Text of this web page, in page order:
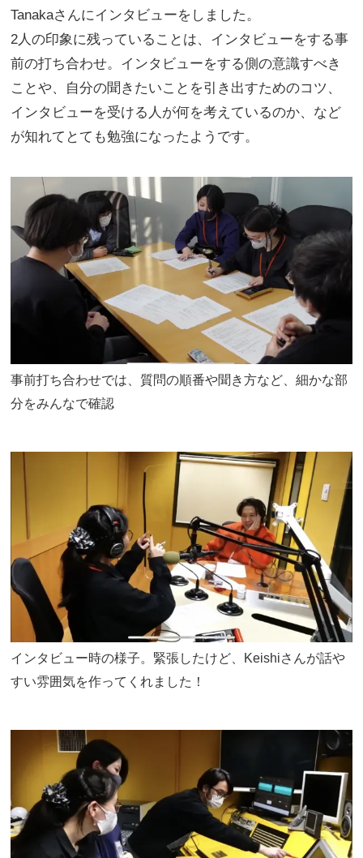
Tanakaさんにインタビューをしました。
2人の印象に残っていることは、インタビューをする事
前の打ち合わせ。インタビューをする側の意識すべき
ことや、自分の聞きたいことを引き出すためのコツ、
インタビューを受ける人が何を考えているのか、など
が知れてとても勉強になったようです。
事前打ち合わせでは、質問の順番や聞き方など、細かな部
分をみんなで確認
インタビュー時の様子。緊張したけど、Keishiさんが話や
すい雰囲気を作ってくれました！